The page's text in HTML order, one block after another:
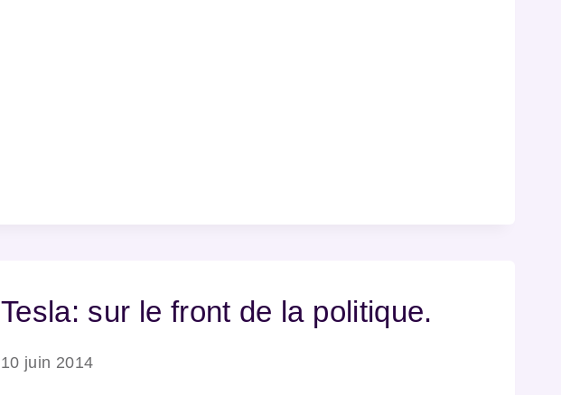
Tesla: sur le front de la politique.
10 juin 2014